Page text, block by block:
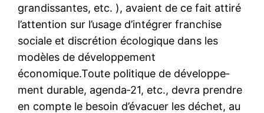
grandissantes, etc. ), avaient de ce fait attiré
l’attention sur l’usage d’intégrer franchise
sociale et discrétion écologique dans les
modèles de développement
économique.Toute politique de développe‑
ment durable, agenda‑21, etc., devra prendre
en compte le besoin d’évacuer les déchet, au